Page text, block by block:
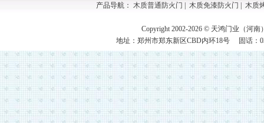
产品导航： 木质普通防火门 木质免漆防火门 木质
Copyright 2002-2026 © 天鸿门业（河
地址：郑州市郑东新区CBD内环18号 固话：